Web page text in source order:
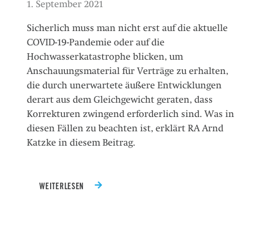
1. September 2021
Sicherlich muss man nicht erst auf die aktuelle
COVID-19-Pandemie oder auf die
Hochwasserkatastrophe blicken, um
Anschauungsmaterial für Verträge zu erhalten,
die durch unerwartete äußere Entwicklungen
derart aus dem Gleichgewicht geraten, dass
Korrekturen zwingend erforderlich sind. Was in
diesen Fällen zu beachten ist, erklärt RA Arnd
Katzke in diesem Beitrag.
WEITERLESEN